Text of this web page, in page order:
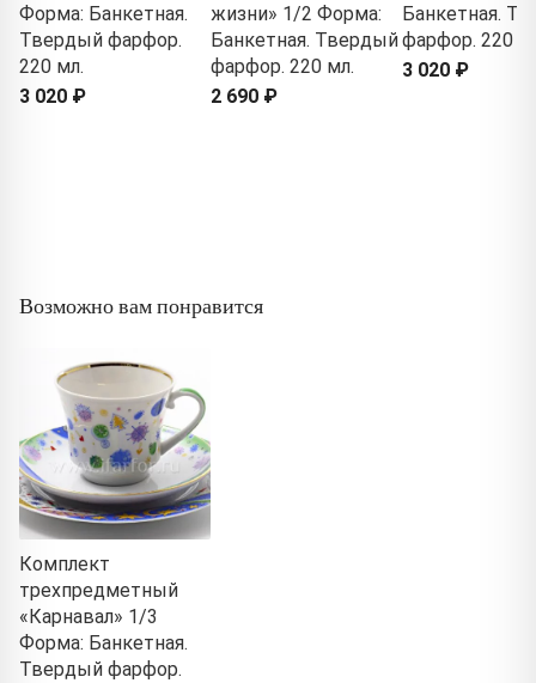
Форма: Банкетная.
Твердый фарфор.
220 мл.
3 020 ₽
жизни» 1/2 Форма:
Банкетная. Твердый
фарфор. 220 мл.
2 690 ₽
Банкетная.
фарфор. 220
3 020 ₽
Возможно вам понравится
Комплект
трехпредметный
«Карнавал» 1/3
Форма: Банкетная.
Твердый фарфор.